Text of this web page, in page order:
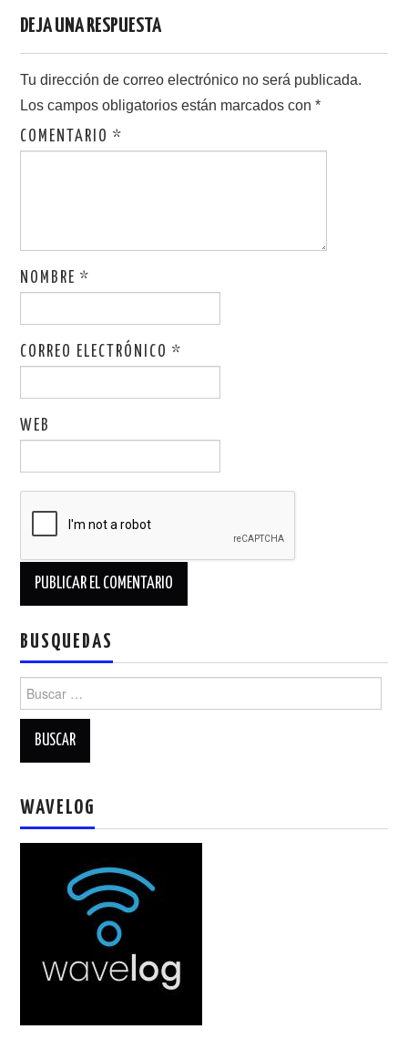
DEJA UNA RESPUESTA
Tu dirección de correo electrónico no será publicada.
Los campos obligatorios están marcados con*
COMENTARIO*
NOMBRE*
CORREO ELECTRÓNICO*
WEB
BUSQUEDAS
Buscar:
WAVELOG